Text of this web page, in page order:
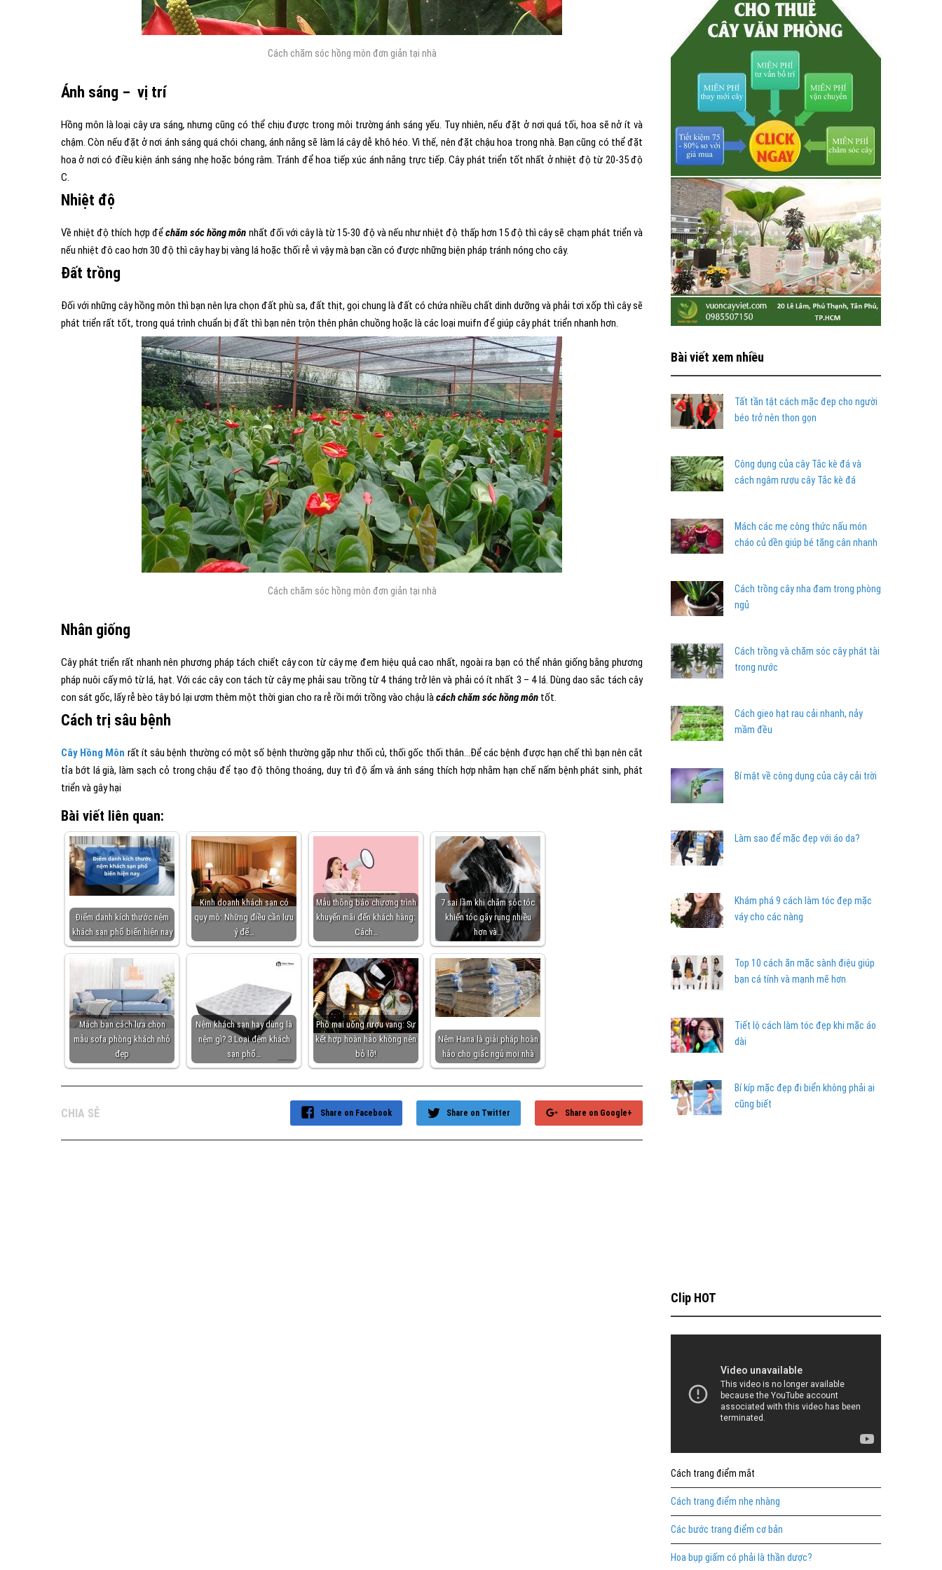
Cách chăm sóc hồng môn đơn giản tại nhà
Ánh sáng – vị trí
Hồng môn là loại cây ưa sáng,nhưng cũng có thể chịu được trong môi trường ánh sáng yếu. Tuy nhiên, nếu đặt ở nơi quá tối, hoa sẽ nở ít và
chậm. Còn nếu đặt ở nơi ánh sáng quá chói chang, ánh nắng sẽ làm lá cây dễ khô héo. Vì thế, nên đặt chậu hoa trong nhà. Bạn cũng có thể đặt
hoa ở nơi có điều kiện ánh sáng nhẹ hoặc bóng râm. Tránh để hoa tiếp xúc ánh nắng trực tiếp. Cây phát triển tốt nhất ở nhiệt độ từ 20-35 độ
C.
Nhiệt độ
Về nhiệt độ thích hợp đểchăm sóc hồng môn nhất đối với cây là từ 15-30 độ và nếu như nhiệt độ thấp hơn 15 độ thì cây sẽ chạm phát triển và
nếu nhiệt đô cao hơn 30 độ thì cây hay bị vàng lá hoặc thối rễ vì vậy mà bạn cần có được những biện pháp tránh nóng cho cây.
Đất trồng
Đối với những cây hồng môn thì bạn nên lựa chọn đất phù sa, đất thịt, gọi chung là đất có chứa nhiều chất dinh dưỡng và phải tơi xốp thì cây sẽ
phát triển rất tốt, trong quá trình chuẩn bị đất thì bạn nên trộn thên phân chuồng hoặc là các loại muifn để giúp cây phát triển nhanh hơn.
Cách chăm sóc hồng môn đơn giản tại nhà
Nhân giống
Cây phát triển rất nhanh nên phương pháp tách chiết cây con từ cây mẹ đem hiệu quả cao nhất, ngoài ra bạn có thể nhân giống bằng phương
pháp nuôi cấy mô từ lá, hạt. Với các cây con tách từ cây mẹ phải sau trồng từ 4 tháng trở lên và phải có ít nhất 3 – 4 lá. Dùng dao sắc tách cây
con sát gốc, lấy rễ bèo tây bó lại ươm thêm một thời gian cho ra rễ rồi mới trồng vào chậu làcách chăm sóc hồng môn tốt.
Cách trị sâu bệnh
Cây Hồng Môn rất ít sâu bệnh thường có một số bệnh thường gặp như thối củ, thối gốc thối thân…Để các bệnh được hạn chế thì bạn nên cắt
tỉa bớt lá già, làm sạch cỏ trong chậu để tạo độ thông thoáng, duy trì độ ẩm và ánh sáng thích hợp nhằm hạn chế nấm bệnh phát sinh, phát
triển và gây hại
Bài viết liên quan:
Điểm danh kích thước nệm
khách sạn phổ biến hiện nay
Kinh doanh khách sạn có
quy mô: Những điều cần lưu
ý để…
Mẫu thông báo chương trình
khuyến mãi đến khách hàng:
Cách…
7 sai lầm khi chăm sóc tóc
khiến tóc gãy rụng nhiều
hơn và…
Mách bạn cách lựa chọn
mẫu sofa phòng khách nhỏ
đẹp
Nệm khách sạn hay dùng là
nệm gì? 3 Loại đệm khách
sạn phổ…
Phô mai uống rượu vang: Sự
kết hợp hoàn hảo không nên
bỏ lỡ!
Nệm Hana là giải pháp hoàn
hảo cho giấc ngủ mọi nhà
CHIA SẺ Share on Google+
Share on Twitter
Share on Facebook
Bài viết xem nhiều
Tất tần tật cách mặc đẹp cho người
béo trở nên thon gọn
Công dụng của cây Tắc kè đá và
cách ngâm rượu cây Tắc kè đá
Mách các mẹ công thức nấu món
cháo củ dền giúp bé tăng cân nhanh
Cách trồng cây nha đam trong phòng
ngủ
Cách trồng và chăm sóc cây phát tài
trong nước
Cách gieo hạt rau cải nhanh, nảy
mầm đều
Bí mật về công dụng của cây cải trời
Làm sao để mặc đẹp với áo da?
Khám phá 9 cách làm tóc đẹp mặc
váy cho các nàng
Top 10 cách ăn mặc sành điệu giúp
bạn cá tính và mạnh mẽ hơn
Tiết lộ cách làm tóc đẹp khi mặc áo
dài
Bí kíp mặc đẹp đi biển không phải ai
cũng biết
Clip HOT
Cách trang điểm mắt
Cách trang điểm nhẹ nhàng
Các bước trang điểm cơ bản
Hoa bụp giấm có phải là thần dược?